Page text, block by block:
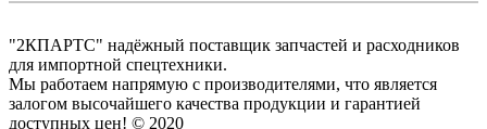
"2КПАРТС" надёжный поставщик запчастей и расходников
для импортной спецтехники.
Мы работаем напрямую с производителями, что является
залогом высочайшего качества продукции и гарантией
доступных цен! © 2020